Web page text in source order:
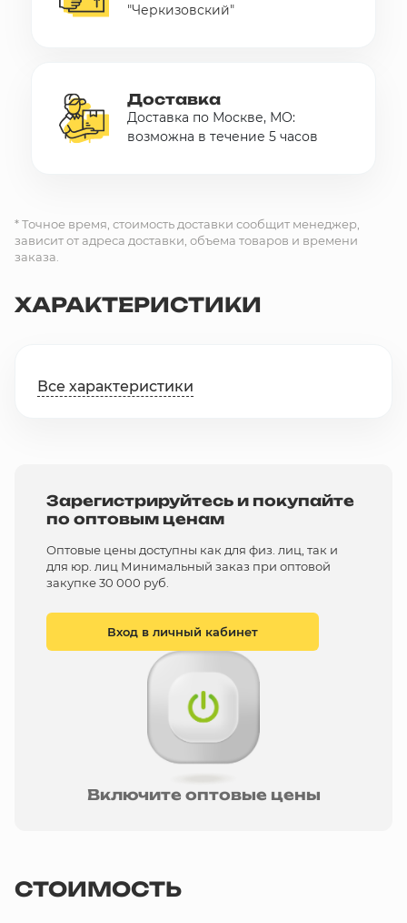
Телеграм
Контакты
"Черкизовский"
Доставка
Доставка по Москве, МО:
возможна в течение 5 часов
* Точное время, стоимость доставки сообщит менеджер,
зависит от адреса доставки, объема товаров и времени
заказа.
ХАРАКТЕРИСТИКИ
Все характеристики
Зарегистрируйтесь и покупайте
по оптовым ценам
Оптовые цены доступны как для физ. лиц, так и
для юр. лиц Минимальный заказ при оптовой
закупке 30 000 руб.
Вход в личный кабинет
Включите оптовые цены
СТОИМОСТЬ